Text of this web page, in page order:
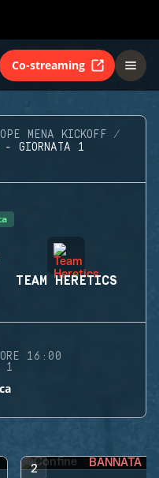
Co-streaming
MENA KICKOFF
- GIORNATA 1
TEAM HERETICS
16:00
1
2 BANNATA